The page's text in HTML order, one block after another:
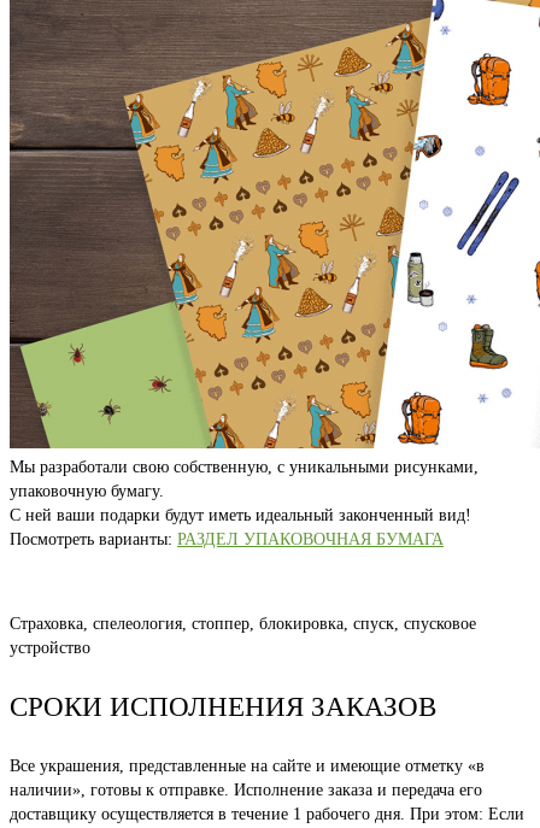
Мы разработали свою собственную, с уникальными рисунками,
упаковочную бумагу.
С ней ваши подарки будут иметь идеальный законченный вид!
Посмотреть варианты: РАЗДЕЛ УПАКОВОЧНАЯ БУМАГА
Страховка, спелеология, стоппер, блокировка, спуск, спусковое
устройство
СРОКИ ИСПОЛНЕНИЯ ЗАКАЗОВ
Все украшения, представленные на сайте и имеющие отметку «в
наличии», готовы к отправке. Исполнение заказа и передача его
доставщику осуществляется в течение 1 рабочего дня. При этом: Если